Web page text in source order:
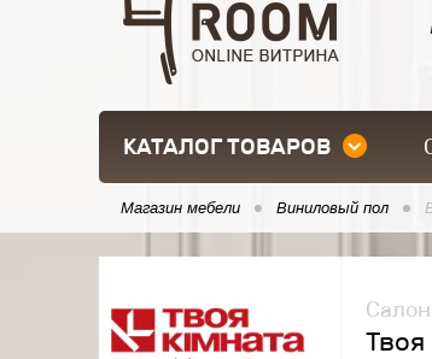
КАТАЛОГ ТОВАРОВ
Магазин мебели Виниловый пол
Салон
Твоя